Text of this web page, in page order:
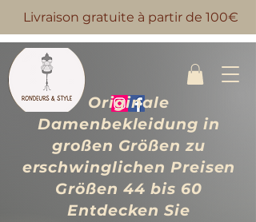
Livraison gratuite à partir de 100€
Originale
Damenbekleidung in
großen Größen zu
erschwinglichen Preisen
Größen 44 bis 60
Entdecken Sie